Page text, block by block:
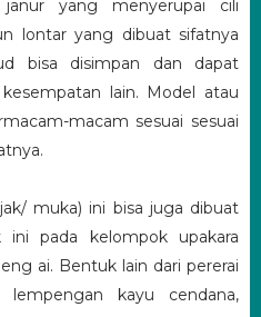
yang menyerupai cili
lontar yang dibuat sifatnya
bisa disimpan dan dapat
lain. Model atau
macam sesuai sesuai
muka) ini bisa juga dibuat
pada kelompok upakara
ai. Bentuk lain dari pererai
kayu cendana,